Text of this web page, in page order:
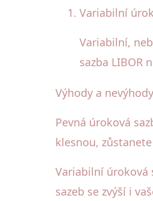
Variabilní
Variabilní,
sazba LIBOR
Výhody a nevýhody
Pevná úroková
klesnou,
Variabilní úroková
sazeb se zvýší i